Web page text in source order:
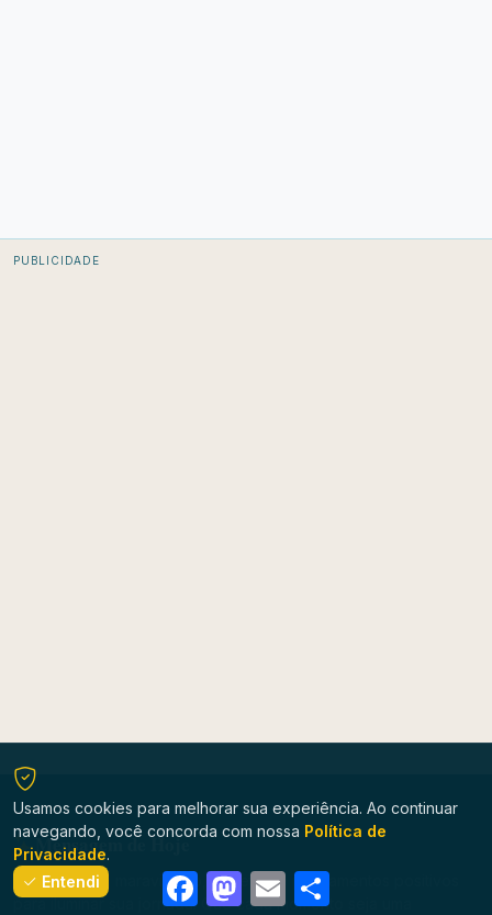
PUBLICIDADE
Mensagem de Hoje
Tenha um dia maravilhoso, repleto de pensamentos positivos
para iluminar sua jornada! Que cada momento seja uma
Usamos cookies para melhorar sua experiência. Ao continuar
navegando, você concorda com nossa Política de
Privacidade.
Entendi
FacebookMastodon
Email